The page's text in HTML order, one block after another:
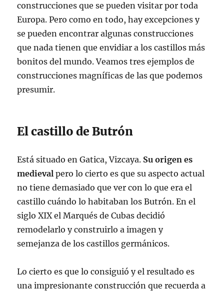
construcciones que se pueden visitar por toda
Europa. Pero como en todo, hay excepciones y
se pueden encontrar algunas construcciones
que nada tienen que envidiar a los castillos más
bonitos del mundo. Veamos tres ejemplos de
construcciones magníficas de las que podemos
presumir.
El castillo de Butrón
Está situado en Gatica, Vizcaya. Su origen es
medieval pero lo cierto es que su aspecto actual
no tiene demasiado que ver con lo que era el
castillo cuándo lo habitaban los Butrón. En el
siglo XIX el Marqués de Cubas decidió
remodelarlo y construirlo a imagen y
semejanza de los castillos germánicos.
Lo cierto es que lo consiguió y el resultado es
una impresionante construcción que recuerda a